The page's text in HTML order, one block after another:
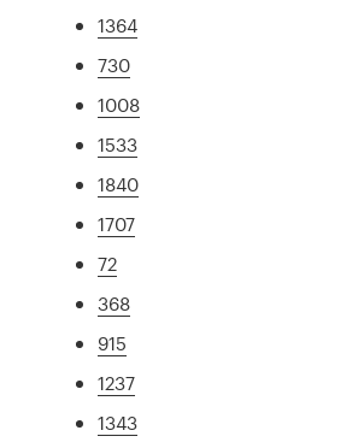
1364
730
1008
1533
1840
1707
72
368
915
1237
1343